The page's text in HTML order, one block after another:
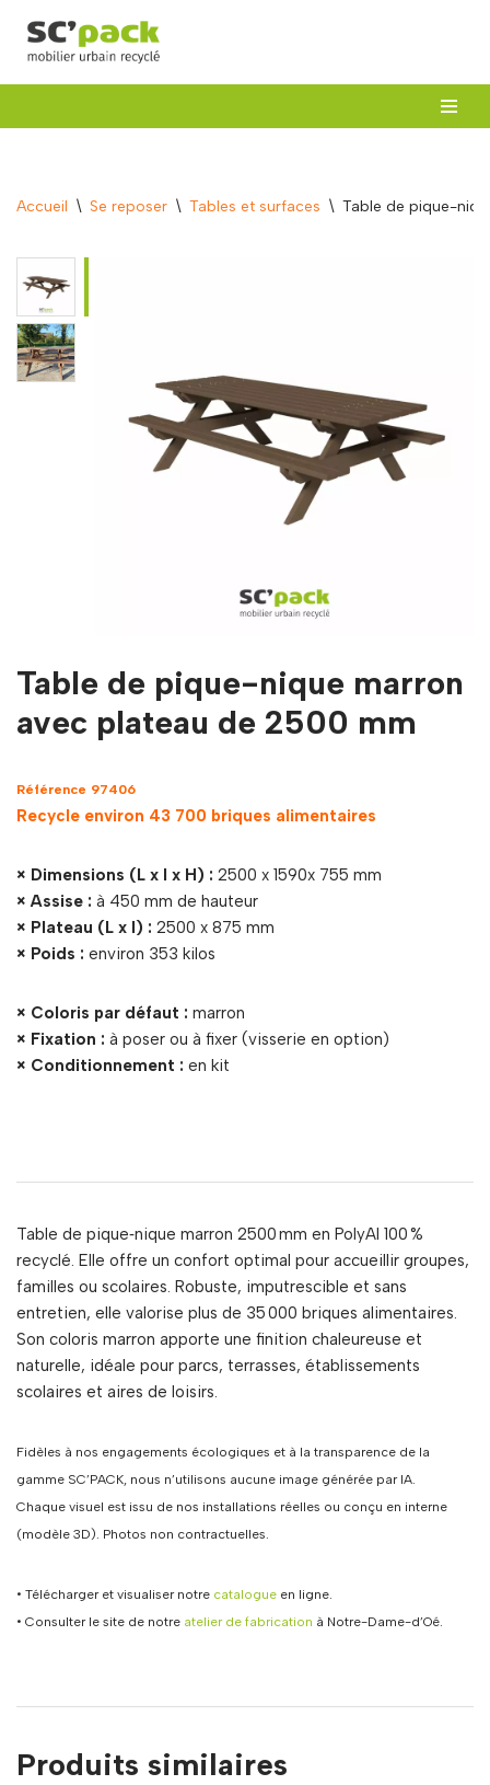
Aller
au
Accueil \ Se reposer \ Tables et surfaces \ Table de pique-
Table de pique-nique marron
avec plateau de 2500 mm
Référence 97406
Recycle environ 43 700 briques alimentaires
× Dimensions (L x l x H) : 2500 x 1590x 755 mm
× Assise : à 450 mm de hauteur
× Plateau (L x l) : 2500 x 875 mm
× Poids : environ 353 kilos
× Coloris par défaut : marron
× Fixation : à poser ou à fixer (visserie en option)
× Conditionnement : en kit
Table de pique‑nique marron 2500 mm en PolyAl 100 %
recyclé. Elle offre un confort optimal pour accueillir groupes,
familles ou scolaires. Robuste, imputrescible et sans
entretien, elle valorise plus de 35 000 briques alimentaires.
Son coloris marron apporte une finition chaleureuse et
naturelle, idéale pour parcs, terrasses, établissements
scolaires et aires de loisirs.
Fidèles à nos engagements écologiques et à la transparence de la
gamme SC’PACK, nous n’utilisons aucune image générée par IA.
Chaque visuel est issu de nos installations réelles ou conçu en interne
(modèle 3D). Photos non contractuelles.
• Télécharger et visualiser notre catalogue en ligne.
• Consulter le site de notre atelier de fabrication à Notre-Dame-d’Oé.
Produits similaires